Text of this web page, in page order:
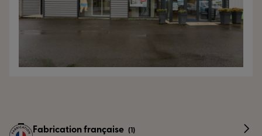
Fabrication française (1)